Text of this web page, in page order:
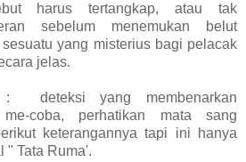
harus tertangkap, atau tak
sebelum menemukan belut
yang misterius bagi pelacak
jelas.
: deteksi yang membenarkan
coba, perhatikan mata sang
keterangannya tapi ini hanya
" Tata Ruma'.